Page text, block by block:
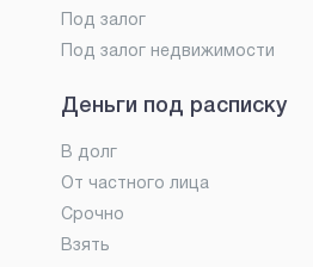
Под залог
Под залог недвижимости
Деньги под расписку
В долг
От частного лица
Срочно
Взять